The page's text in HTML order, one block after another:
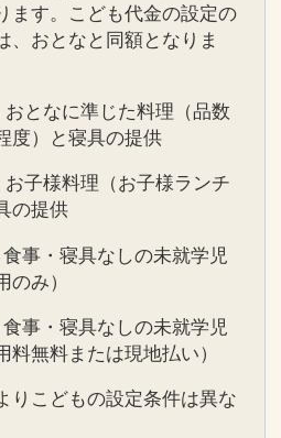
ます。こども代金の設定の
、おとなと同額となりま
おとなに準じた料理（品数
度）と寝具の提供
お子様料理（お子様ランチ
の提供
食事・寝具なしの未就学児
のみ）
事・寝具なしの未就学児
料無料または現地払い）
りこどもの設定条件は異な